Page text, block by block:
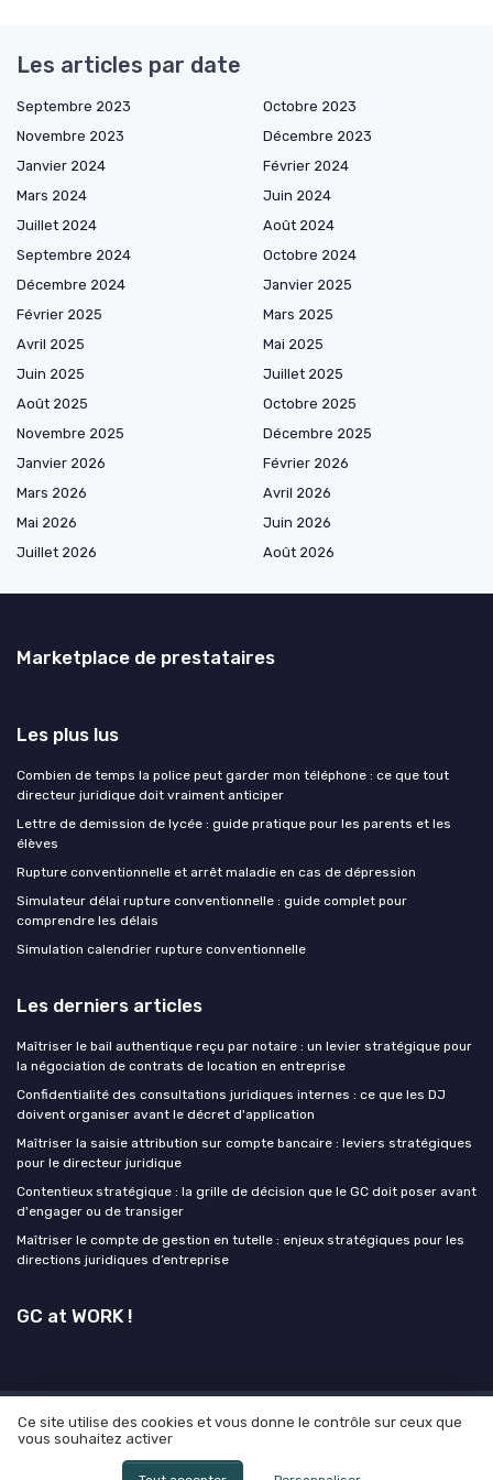
Les articles par date
Septembre 2023
Octobre 2023
Novembre 2023
Décembre 2023
Janvier 2024
Février 2024
Mars 2024
Juin 2024
Juillet 2024
Août 2024
Septembre 2024
Octobre 2024
Décembre 2024
Janvier 2025
Février 2025
Mars 2025
Avril 2025
Mai 2025
Juin 2025
Juillet 2025
Août 2025
Octobre 2025
Novembre 2025
Décembre 2025
Janvier 2026
Février 2026
Mars 2026
Avril 2026
Mai 2026
Juin 2026
Juillet 2026
Août 2026
Marketplace de prestataires
Les plus lus
Combien de temps la police peut garder mon téléphone : ce que tout
directeur juridique doit vraiment anticiper
Lettre de demission de lycée : guide pratique pour les parents et les
élèves
Rupture conventionnelle et arrêt maladie en cas de dépression
Simulateur délai rupture conventionnelle : guide complet pour
comprendre les délais
Simulation calendrier rupture conventionnelle
Les derniers articles
Maîtriser le bail authentique reçu par notaire : un levier stratégique pour
la négociation de contrats de location en entreprise
Confidentialité des consultations juridiques internes : ce que les DJ
doivent organiser avant le décret d'application
Maîtriser la saisie attribution sur compte bancaire : leviers stratégiques
pour le directeur juridique
Contentieux stratégique : la grille de décision que le GC doit poser avant
d'engager ou de transiger
Maîtriser le compte de gestion en tutelle : enjeux stratégiques pour les
directions juridiques d’entreprise
GC at WORK !
Mentions légales Politique de confidentialité
Grande
enquête 2025 sur l'IA et les directeurs juridiques
© GC at WORK ! 2026
Ce site utilise des cookies et vous donne le contrôle sur ceux que
vous souhaitez activer